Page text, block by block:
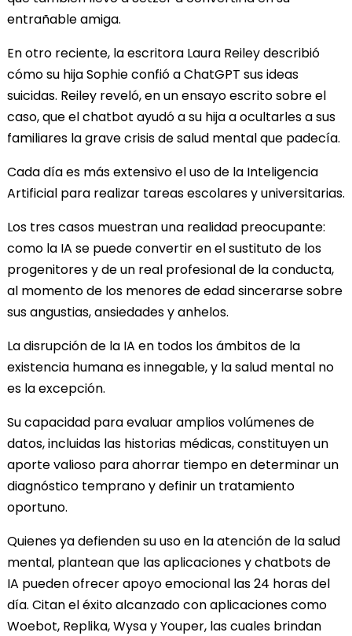
entrañable amiga.
En otro reciente, la escritora Laura Reiley describió
cómo su hija Sophie confió a ChatGPT sus ideas
suicidas. Reiley reveló, en un ensayo escrito sobre el
caso, que el chatbot ayudó a su hija a ocultarles a sus
familiares la grave crisis de salud mental que padecía.
Cada día es más extensivo el uso de la Inteligencia
Artificial para realizar tareas escolares y universitarias.
Los tres casos muestran una realidad preocupante:
como la IA se puede convertir en el sustituto de los
progenitores y de un real profesional de la conducta,
al momento de los menores de edad sincerarse sobre
sus angustias, ansiedades y anhelos.
La disrupción de la IA en todos los ámbitos de la
existencia humana es innegable, y la salud mental no
es la excepción.
Su capacidad para evaluar amplios volúmenes de
datos, incluidas las historias médicas, constituyen un
aporte valioso para ahorrar tiempo en determinar un
diagnóstico temprano y definir un tratamiento
oportuno.
Quienes ya defienden su uso en la atención de la salud
mental, plantean que las aplicaciones y chatbots de
IA pueden ofrecer apoyo emocional las 24 horas del
día. Citan el éxito alcanzado con aplicaciones como
Woebot, Replika, Wysa y Youper, las cuales brindan